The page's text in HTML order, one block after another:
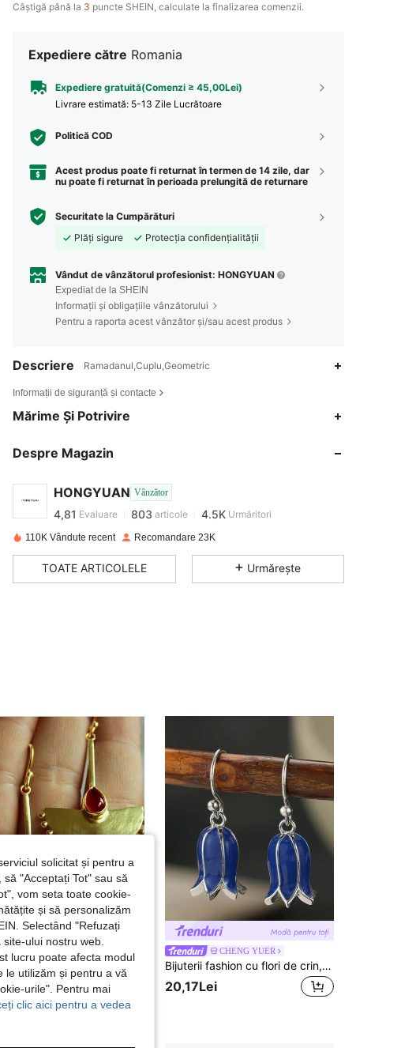
Câștigă până la 3 puncte SHEIN, calculate la finalizarea comenzii.
Expediere către Romania
Expediere gratuită(Comenzi ≥ 45,00Lei)
Livrare estimată: 5-13 Zile Lucrătoare
Politică COD
Acest produs poate fi returnat în termen de 14 zile, dar
nu poate fi returnat în perioada prelungită de returnare
Securitate la Cumpărături
Plăți sigure
Protecția confidențialității
Vândut de vânzătorul profesionist: HONGYUAN
Expediat de la SHEIN
Informații și obligațiile vânzătorului
Pentru a raporta acest vânzător și/sau acest produs
Descriere Ramadanul,Cuplu,Geometric
Informații de siguranță și contacte
Mărime Și Potrivire
Despre Magazin
HONGYUAN Vânzător
4,81
4,81 Evaluare 803 articole 4.5K Urmăritori
4,81 803
803 4.5K
4,81 803 4.5K
4.5K
110K Vândute recent Recomandare 23K
TOATE ARTICOLELE Urmărește
2 buc. cercei lungi cu pandant, stil boem, pentru femei, potriviți pentru petreceri, nunți și purtare zilnică CHENG YUER
Bijuterii fashion cu flori de crin, cercei pictați cu motive florale
20,17Lei
solicitat și pentru a
"Acceptați Tot" sau să
vom seta toate cookie-
și să personalizăm
Selectând "Refuzați
ului nostru web.
lucru poate afecta modul
le utilizăm și pentru a vă
urile". Pentru mai
clic aici pentru a vedea